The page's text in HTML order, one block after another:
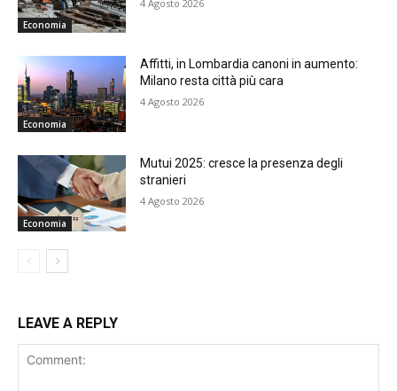
Economia
4 Agosto 2026
Economia
Affitti, in Lombardia canoni in aumento:
Milano resta città più cara
4 Agosto 2026
Economia
Mutui 2025: cresce la presenza degli
stranieri
4 Agosto 2026
LEAVE A REPLY